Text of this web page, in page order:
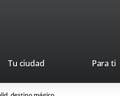
Tu ciudad Para ti